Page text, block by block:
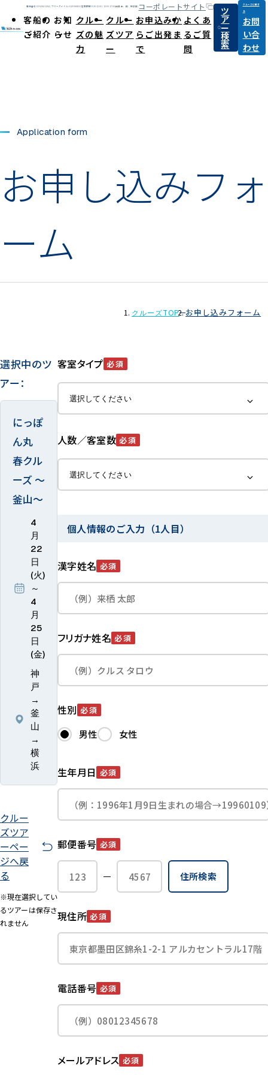
電話番号:03-6284-1264 / フリーダイヤル:0120-868031営業時間:9:30-12:00 / 13:00-17:00(休日:土、日、祝祭日) コーポレートサイト
客船の
ご紹介
お知
らせ
クルー
ズの魅
力
クルー
ズツア
ー
お申込みか
らご出発ま
で
よくあ
るご質
問
ツ
ア
ー
検
索
クルーズに関す
る
お問
い合
わせ
Application form
お申し込みフォ
ーム
クルーズTOP お申し込みフォーム
選択中のツ
アー：
にっぽ
ん丸
春クル
ーズ ～
釜山～
4
月
22
日
(火)
～
4
月
25
日
(金)
神
戸
→
釜
山
→
横
浜
クルー
ズツア
ーペー
ジへ戻
る
※現在選択してい
るツアーは保存さ
れません
客室タイプ 必須
人数／客室数 必須
個人情報のご入力（1人目）
漢字姓名 必須
フリガナ姓名 必須
性別 必須
男性 女性
生年月日 必須
郵便番号 必須
住所検索
現住所 必須
電話番号 必須
メールアドレス 必須